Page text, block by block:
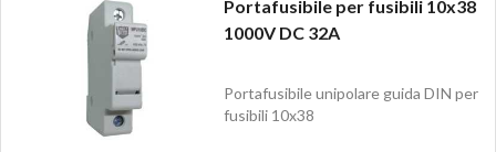
Portafusibile per fusibili 10x38
1000V DC 32A
Portafusibile unipolare guida DIN per
fusibili 10x38